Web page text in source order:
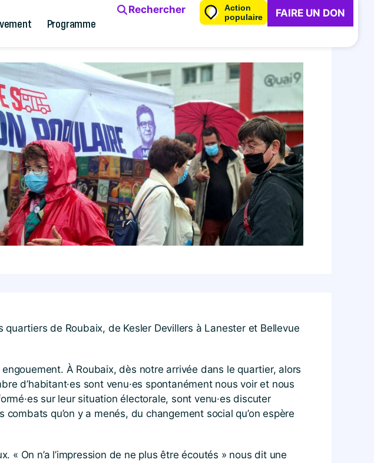
Programme
Rechercher
Action
populaire
FAIRE UN DON
quartiers de Roubaix, de Kesler Devillers à Lanester et Bellevue
À Roubaix, dès notre arrivée dans le quartier, alors
d’habitant·es sont venu·es spontanément nous voir et nous
sur leur situation électorale, sont venu·es discuter
qu’on y a menés, du changement social qu’on espère
On n’a l’impression de ne plus être écoutés » nous dit une